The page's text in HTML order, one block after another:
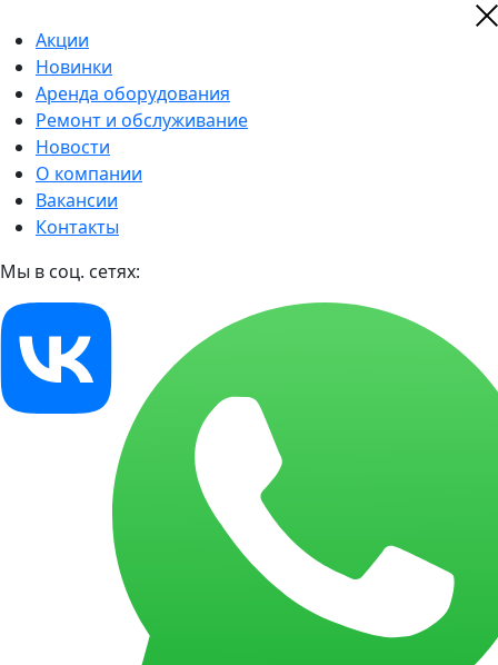
Акции
Новинки
Аренда оборудования
Ремонт и обслуживание
Новости
О компании
Вакансии
Контакты
Мы в соц. сетях: